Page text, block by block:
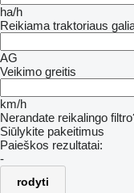
ha/h
Reikiama traktoriaus
AG
Veikimo greitis
km/h
Nerandate reikalingo
Siūlykite pakeitimus
Paieškos rezultatai:
-
rodyti